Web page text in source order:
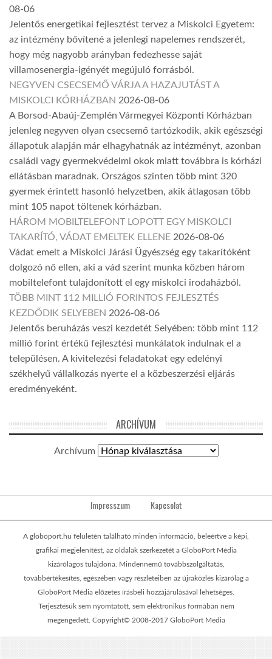
08-06
Jelentős energetikai fejlesztést tervez a Miskolci Egyetem:
az intézmény bővítené a jelenlegi napelemes rendszerét,
hogy még nagyobb arányban fedezhesse saját
villamosenergia-igényét megújuló forrásból.
NEGYVEN CSECSEMŐ VÁRJA A HAZAJUTÁST A
MISKOLCI KÓRHÁZBAN 2026-08-06
A Borsod-Abaúj-Zemplén Vármegyei Központi Kórházban
jelenleg negyven olyan csecsemő tartózkodik, akik egészségi
állapotuk alapján már elhagyhatnák az intézményt, azonban
családi vagy gyermekvédelmi okok miatt továbbra is kórházi
ellátásban maradnak. Országos szinten több mint 320
gyermek érintett hasonló helyzetben, akik átlagosan több
mint 105 napot töltenek kórházban.
HÁROM MOBILTELEFONT LOPOTT EGY MISKOLCI
TAKARÍTÓ, VÁDAT EMELTEK ELLENE 2026-08-06
Vádat emelt a Miskolci Járási Ügyészség egy takarítóként
dolgozó nő ellen, aki a vád szerint munka közben három
mobiltelefont tulajdonított el egy miskolci irodaházból.
TÖBB MINT 112 MILLIÓ FORINTOS FEJLESZTÉS
KEZDŐDIK SELYEBEN 2026-08-06
Jelentős beruházás veszi kezdetét Selyében: több mint 112
millió forint értékű fejlesztési munkálatok indulnak el a
településen. A kivitelezési feladatokat egy edelényi
székhelyű vállalkozás nyerte el a közbeszerzési eljárás
eredményeként.
ARCHÍVUM
Archívum
Impresszum Kapcsolat
A globoport.hu felületén található minden információ, beleértve a képi,
grafikai megjelenítést, az oldalak szerkezetét a GloboPort Média
kizárólagos tulajdona. Mindennemű továbbszolgáltatás,
továbbértékesítés, egészében vagy részleteiben az újraközlés kizárólag a
GloboPort Média előzetes írásbeli hozzájárulásával lehetséges.
Terjesztésük sem nyomtatott, sem elektronikus formában nem
megengedett. Copyright© 2008-2017 GloboPort Média